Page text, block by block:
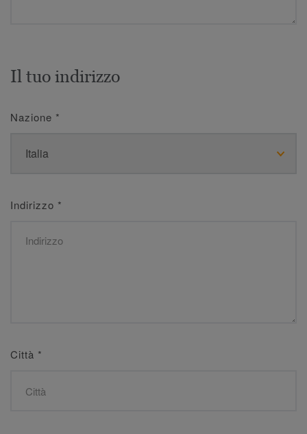
Il tuo indirizzo
Nazione *
Indirizzo *
Città *